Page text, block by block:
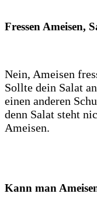
Fressen Ameisen,
Nein, Ameisen
Sollte dein Salat
einen anderen
denn Salat steht
Ameisen.
Kann man